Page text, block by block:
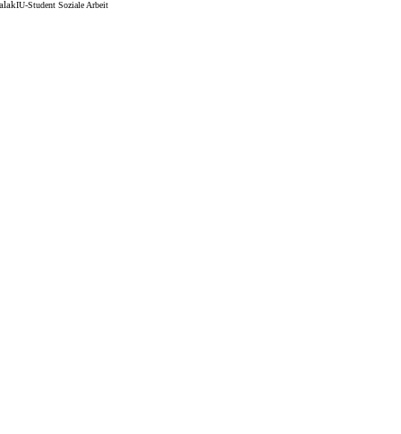
IU-Student Soziale Arbeit